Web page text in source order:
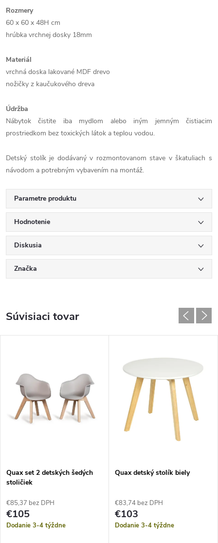
Rozmery
60 x 60 x 48H cm
hrúbka vrchnej dosky 18mm
Materiál
vrchná doska lakované MDF drevo
nožičky z kaučukového dreva
Údržba
Nábytok čistite iba mydlom alebo iným jemným čistiacim
prostriedkom bez toxických látok a teplou vodou.
Detský stolík je dodávaný v rozmontovanom stave v škatuliach s
návodom a potrebným vybavením na montáž.
Parametre produktu
Hodnotenie
Diskusia
Značka
Súvisiaci tovar
Quax set 2 detských šedých
stoličiek
€85,37 bez DPH
€105
Dodanie 3-4 týždne
Quax detský stolík biely
€83,74 bez DPH
€103
Dodanie 3-4 týždne